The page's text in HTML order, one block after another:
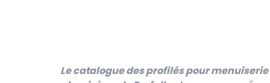
Le catalogue des profilés pour menuiserie